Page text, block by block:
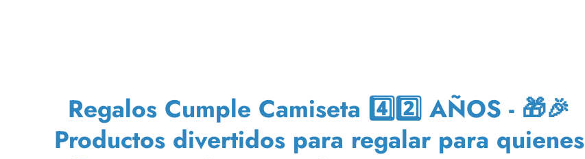
Regalos Cumple Camiseta 4️⃣2️⃣ AÑOS - 🎁🎉
Productos divertidos para regalar para quienes